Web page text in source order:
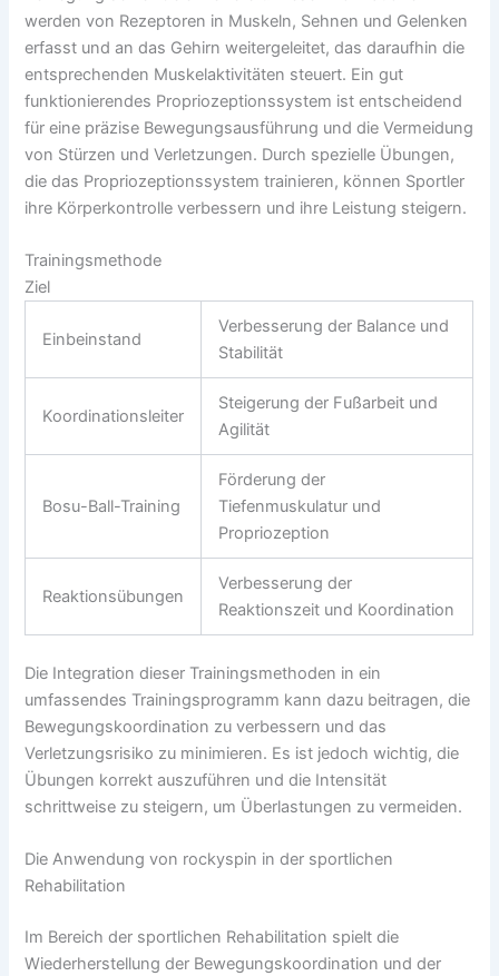
werden von Rezeptoren in Muskeln, Sehnen und Gelenken
erfasst und an das Gehirn weitergeleitet, das daraufhin die
entsprechenden Muskelaktivitäten steuert. Ein gut
funktionierendes Propriozeptionssystem ist entscheidend
für eine präzise Bewegungsausführung und die Vermeidung
von Stürzen und Verletzungen. Durch spezielle Übungen,
die das Propriozeptionssystem trainieren, können Sportler
ihre Körperkontrolle verbessern und ihre Leistung steigern.
Trainingsmethode
Ziel
Einbeinstand
Verbesserung der Balance und
Stabilität
Koordinationsleiter
Steigerung der Fußarbeit und
Agilität
Bosu-Ball-Training
Förderung der
Tiefenmuskulatur und
Propriozeption
Reaktionsübungen
Verbesserung der
Reaktionszeit und Koordination
Die Integration dieser Trainingsmethoden in ein
umfassendes Trainingsprogramm kann dazu beitragen, die
Bewegungskoordination zu verbessern und das
Verletzungsrisiko zu minimieren. Es ist jedoch wichtig, die
Übungen korrekt auszuführen und die Intensität
schrittweise zu steigern, um Überlastungen zu vermeiden.
Die Anwendung von rockyspin in der sportlichen
Rehabilitation
Im Bereich der sportlichen Rehabilitation spielt die
Wiederherstellung der Bewegungskoordination und der